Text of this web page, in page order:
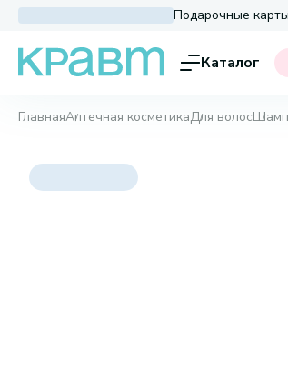
Подарочные карты
Каталог
ГлавнаяАптечная косметикаДля волос